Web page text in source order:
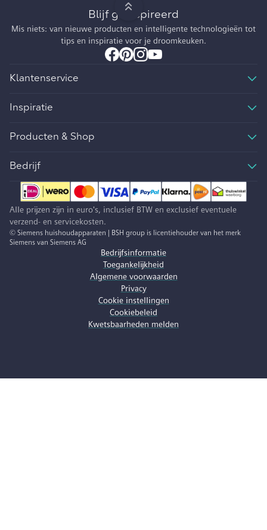
Blijf geïnspireerd
Mis niets: van nieuwe producten en intelligente technologieën tot
tips en inspiratie voor je droomkeuken.
Klantenservice
Inspiratie
Producten & Shop
Bedrijf
Alle prijzen zijn in euro's, inclusief BTW en exclusief eventuele
verzend- en servicekosten.
© Siemens huishoudapparaten | BSH group is licentiehouder van het merk
Siemens van Siemens AG
Bedrijfsinformatie
Toegankelijkheid
Algemene voorwaarden
Privacy
Cookie instellingen
Cookiebeleid
Kwetsbaarheden melden